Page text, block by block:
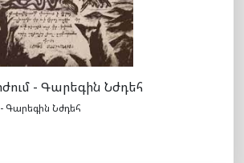
- Գարեգին Նժդեհ
Գարեգին Նժդեհ